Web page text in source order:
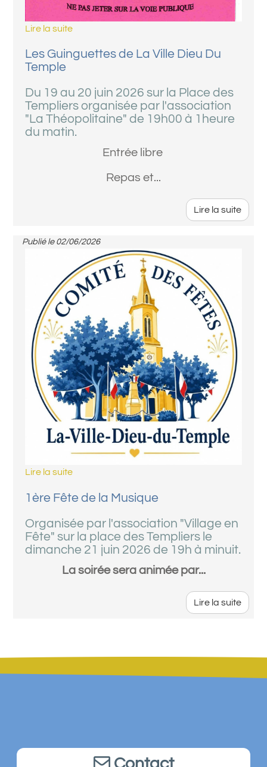
Lire la suite
Les Guinguettes de La Ville Dieu Du
Temple
Du 19 au 20 juin 2026 sur la Place des
Templiers organisée par l'association
"La Théopolitaine" de 19h00 à 1heure
du matin.
Entrée libre
Repas et...
Lire la suite
Publié le 02/06/2026
Lire la suite
1ère Fête de la Musique
Organisée par l'association "Village en
Fête" sur la place des Templiers le
dimanche 21 juin 2026 de 19h à minuit.
La soirée sera animée par...
Lire la suite